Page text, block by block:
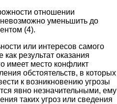
отношении
невозможно уменьшить до
(4).
или интересов самого
результат оказания
имеет место конфликт
обстоятельств, в которых
к возникновению угрозы
явно незначительными, ему
таких угроз или сведения